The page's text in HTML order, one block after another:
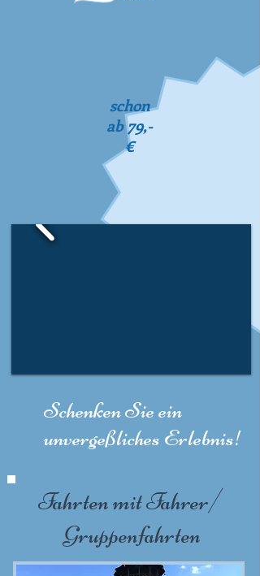
schon
ab79,-
€
Schenken Sie ein
unvergeßliches Erlebnis!
Fahrten mit Fahrer/
Gruppenfahrten